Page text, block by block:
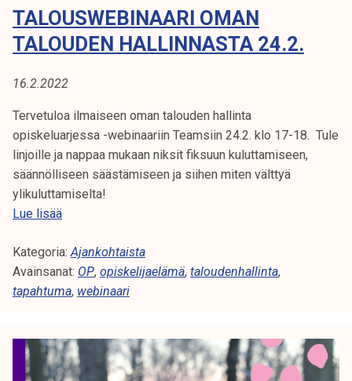
i
i
l
e
!
v
ä
n
ä
i
v
ä
t
a
a
h
t
a
a
TALOUSWEBINAARI OMAN
TALOUDEN HALLINNASTA 24.2.
16.2.2022
Tervetuloa ilmaiseen oman talouden hallinta
opiskeluarjessa -webinaariin Teamsiin 24.2. klo 17-18. Tule
linjoille ja nappaa mukaan niksit fiksuun kuluttamiseen,
säännölliseen säästämiseen ja siihen miten välttyä
ylikuluttamiselta!
Lue lisääT
l
o
u
e
b
Kategoria: Ajankohtaista
Avainsanat: OP, opiskelijaelämä, taloudenhallinta,
tapahtuma, webinaari